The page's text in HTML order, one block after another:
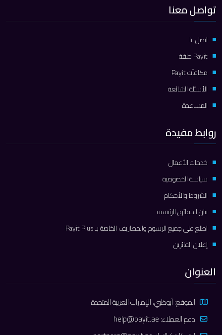
تواصل معنا
اتصل بنا
Payit حلقة
مكافآت Payit
الأسئلة الشائعة
المساعدة
روابط مفيدة
خدمات الأعمال
سياسة الخصوصية
الشروط والأحكام
بيان الحقائق الرئيسية
اطلع على جميع الرسوم والمصاريف الخاصة بـ Payit Plus
إعلان الفائزين
العنوان
الموقع: أبوظبي، الإمارات العربية المتحدة
دعم العملاء:help@payit.ae